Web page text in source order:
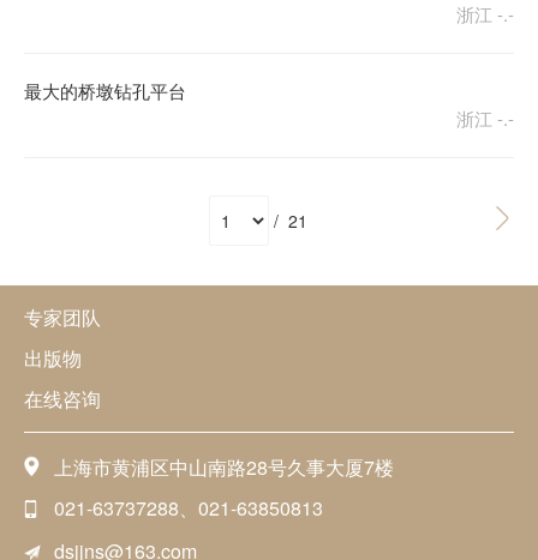
浙江 -.-
最大的桥墩钻孔平台
浙江 -.-
/ 21
专家团队
出版物
在线咨询
上海市黄浦区中山南路28号久事大厦7楼
021-63737288、021-63850813
dsjjns@163.com